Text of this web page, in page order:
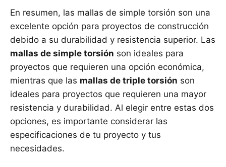
En resumen, las mallas de simple torsión son una
excelente opción para proyectos de construcción
debido a su durabilidad y resistencia superior. Las
mallas de simple torsión son ideales para
proyectos que requieren una opción económica,
mientras que las mallas de triple torsión son
ideales para proyectos que requieren una mayor
resistencia y durabilidad. Al elegir entre estas dos
opciones, es importante considerar las
especificaciones de tu proyecto y tus
necesidades.